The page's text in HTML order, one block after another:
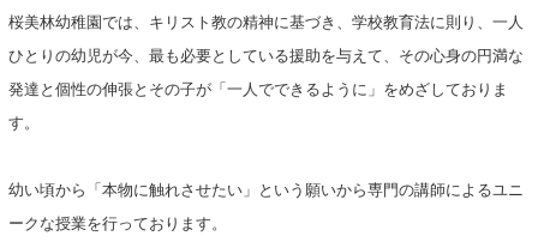
桜美林幼稚園では、キリスト教の精神に基づき、学校教育法に則り、一人
ひとりの幼児が今、最も必要としている援助を与えて、その心身の円満な
発達と個性の伸張とその子が「一人でできるように」をめざしておりま
す。
幼い頃から「本物に触れさせたい」という願いから専門の講師によるユニ
ークな授業を行っております。